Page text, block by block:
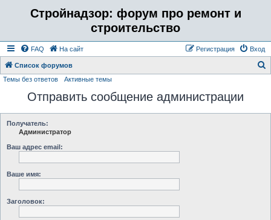
Стройнадзор: форум про ремонт и
строительство
FAQ На сайт Вход
Регистрация
Список форумов
Темы без ответов Активные темы
Отправить сообщение администрации
Получатель:
Администратор
Ваш адрес email:
Ваше имя:
Заголовок: